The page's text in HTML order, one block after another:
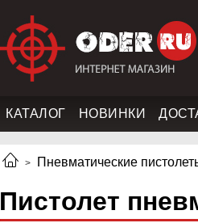
КАТАЛОГ НОВИНКИ
Пневматические
Пистолет